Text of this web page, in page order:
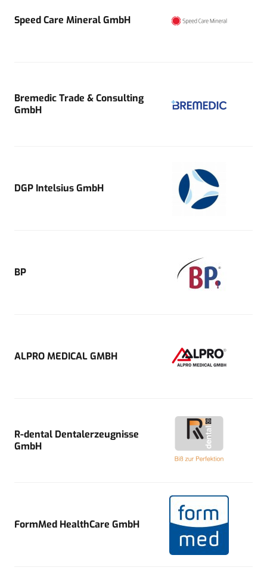
Speed Care Mineral GmbH
Bremedic Trade & Consulting
GmbH
DGP Intelsius GmbH
BP
ALPRO MEDICAL GMBH
R-dental Dentalerzeugnisse
GmbH
FormMed HealthCare GmbH